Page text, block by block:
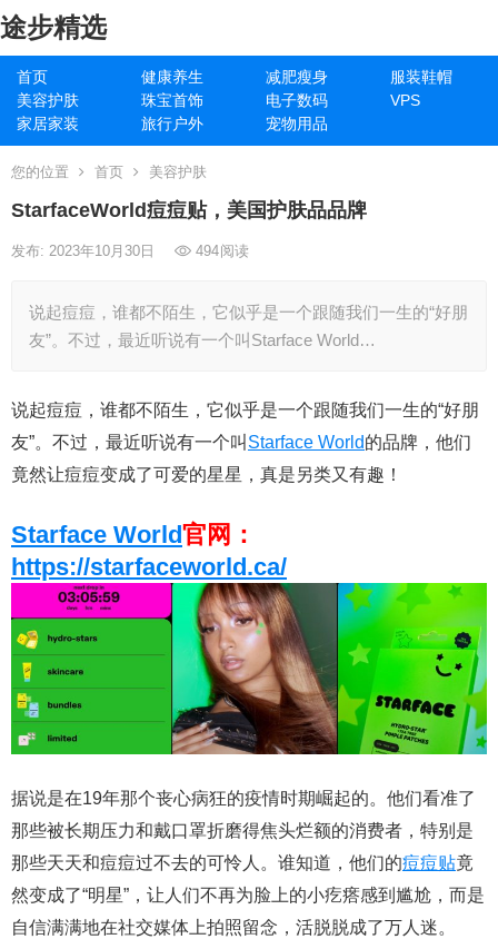
途步精选
首页 健康养生 减肥瘦身
服装鞋帽
美容护肤
珠宝首饰 电子数码
VPS
家居家装
旅行户外 宠物用品
您的位置 首页 美容护肤
StarfaceWorld痘痘贴，美国护肤品品牌
发布: 2023年10月30日 494阅读
说起痘痘，谁都不陌生，它似乎是一个跟随我们一生的“好朋
友”。不过，最近听说有一个叫Starface World…
说起痘痘，谁都不陌生，它似乎是一个跟随我们一生的“好朋
友”。不过，最近听说有一个叫 Starface World的品牌，他们
竟然让痘痘变成了可爱的星星，真是另类又有趣！
Starface World官网：
https://starfaceworld.ca/
据说是在19年那个丧心病狂的疫情时期崛起的。他们看准了
那些被长期压力和戴口罩折磨得焦头烂额的消费者，特别是
那些天天和痘痘过不去的可怜人。谁知道，他们的痘痘贴竟
然变成了“明星”，让人们不再为脸上的小疙瘩感到尴尬，而是
自信满满地在社交媒体上拍照留念，活脱脱成了万人迷。